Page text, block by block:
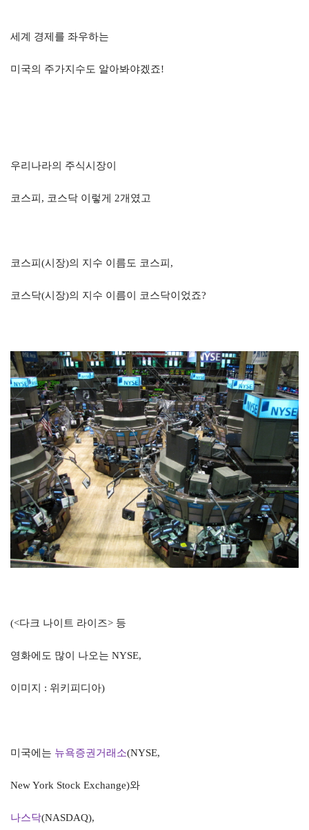
세계 경제를 좌우하는
미국의 주가지수도 알아봐야겠죠!
우리나라의 주식시장이
코스피 , 코스닥 이렇게 2개였고
코스피 (시장)의 지수 이름도 코스피 ,
코스닥(시장)의 지수 이름이 코스닥이었죠?
(<다크 나이트 라이즈> 등
영화에도 많이 나오는 NYSE,
이미지 : 위키피디아)
미국에는 뉴욕증권거래소(NYSE,
New York Stock Exchange)와
나스닥(NASDAQ),